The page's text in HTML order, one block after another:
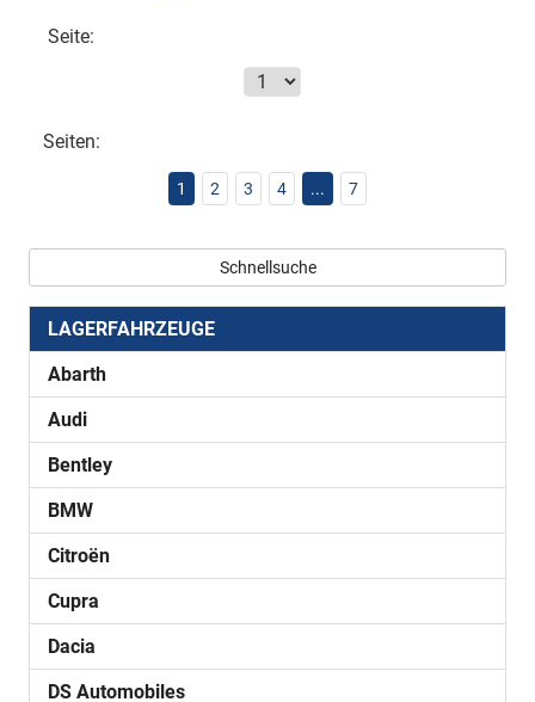
Seite:
Seiten:
1 2 3 4 ... 7
Schnellsuche
LAGERFAHRZEUGE
Abarth
Audi
Bentley
BMW
Citroën
Cupra
Dacia
DS Automobiles